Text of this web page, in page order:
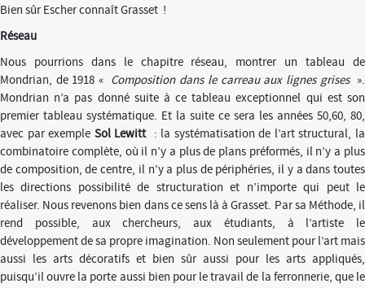
Bien sûr Escher connaît Grasset !
Réseau
Nous pourrions dans le chapitre réseau, montrer un tableau de
Mondrian, de 1918 « Composition dans le carreau aux lignes grises ».
Mondrian n’a pas donné suite à ce tableau exceptionnel qui est son
premier tableau systématique. Et la suite ce sera les années 50,60, 80,
avec par exemple Sol Lewitt: la systématisation de l’art structural, la
combinatoire complète, où il n’y a plus de plans préformés, il n’y a plus
de composition, de centre, il n’y a plus de périphéries, il y a dans toutes
les directions possibilité de structuration et n’importe qui peut le
réaliser. Nous revenons bien dans ce sens là à Grasset. Par sa Méthode, il
rend possible, aux chercheurs, aux étudiants, à l’artiste le
développement de sa propre imagination. Non seulement pour l’art mais
aussi les arts décoratifs et bien sûr aussi pour les arts appliqués,
puisqu’il ouvre la porte aussi bien pour le travail de la ferronnerie, que le